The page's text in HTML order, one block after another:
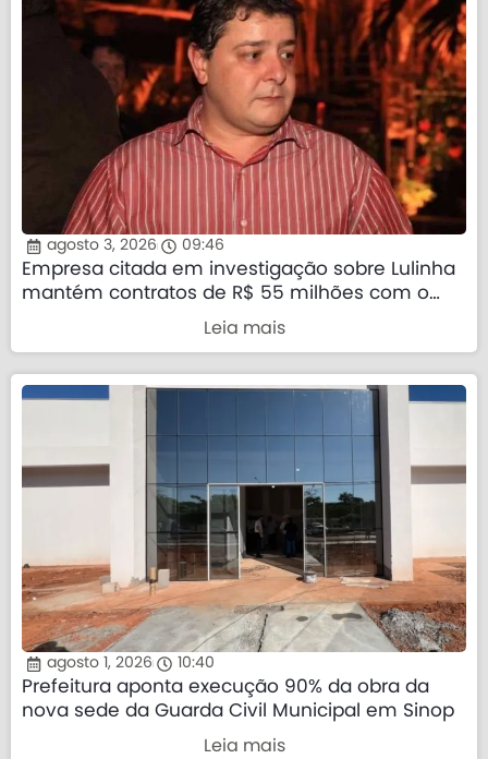
agosto 3, 2026 09:46
Empresa citada em investigação sobre Lulinha
mantém contratos de R$ 55 milhões com o
Leia mais
agosto 1, 2026 10:40
Prefeitura aponta execução 90% da obra da
nova sede da Guarda Civil Municipal em Sinop
Leia mais